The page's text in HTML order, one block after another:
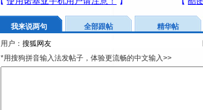
我来说两句 全部跟帖 精华帖
用户：
*用搜狗拼音输入法发帖子，体验更流畅的中文输入>>